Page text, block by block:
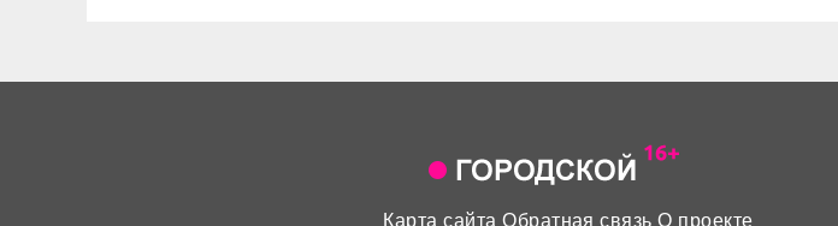
Карта сайта Обратная связь О проекте